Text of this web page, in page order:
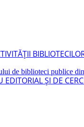
de biblioteci publice
ŞI DE